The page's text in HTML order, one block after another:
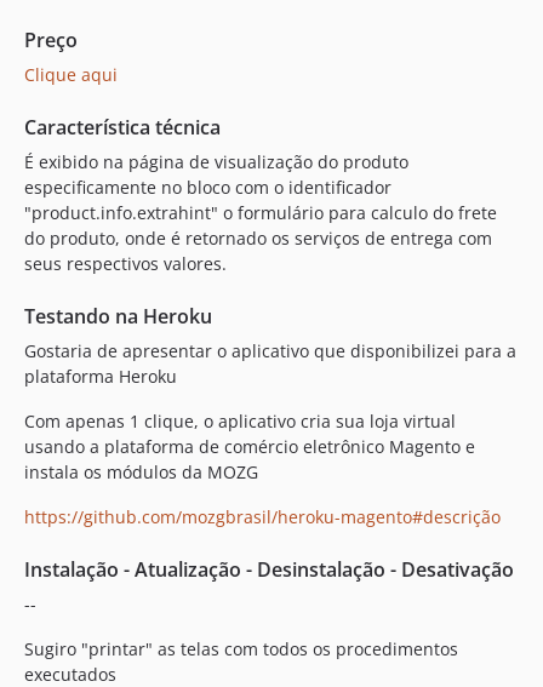
Preço
Clique aqui
Característica técnica
É exibido na página de visualização do produto
especificamente no bloco com o identificador
"product.info.extrahint" o formulário para calculo do frete
do produto, onde é retornado os serviços de entrega com
seus respectivos valores.
Testando na Heroku
Gostaria de apresentar o aplicativo que disponibilizei para a
plataforma Heroku
Com apenas 1 clique, o aplicativo cria sua loja virtual
usando a plataforma de comércio eletrônico Magento e
instala os módulos da MOZG
https://github.com/mozgbrasil/heroku-magento#descrição
Instalação - Atualização - Desinstalação - Desativação
--
Sugiro "printar" as telas com todos os procedimentos
executados